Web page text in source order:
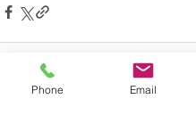
Phone Email